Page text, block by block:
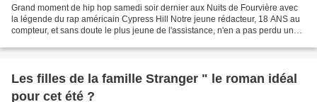
Grand moment de hip hop samedi soir dernier aux Nuits de Fourvière avec
la légende du rap américain Cypress Hill Notre jeune rédacteur, 18 ANS au
compteur, et sans doute le plus jeune de l'assistance, n'en a pas perdu une
Les filles de la famille Stranger " le roman idéal
pour cet été ?